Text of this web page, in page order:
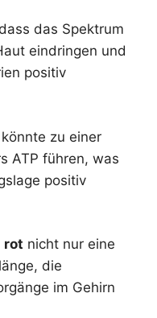
das Spektrum
eindringen und
positiv
zu einer
ATP führen, was
positiv
rot nicht nur eine
die
im Gehirn